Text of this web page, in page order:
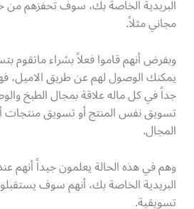
البريدية الخاصة بك، سوف تحفزهم من
مجاني مثلاً.
وبفرض أنهم قاموا فعلاً بشراء ماتقوم
يمكنك الوصول لهم عن طريق الاميل،
جداً في كل ماله علاقة بمجال الطبخ
تسويق نفس المنتج أو تسويق
المجال.
وهم في هذه الحالة يعلمون جيداً أنهم
البريدية الخاصة بك، أنهم سوف
تسويقية.